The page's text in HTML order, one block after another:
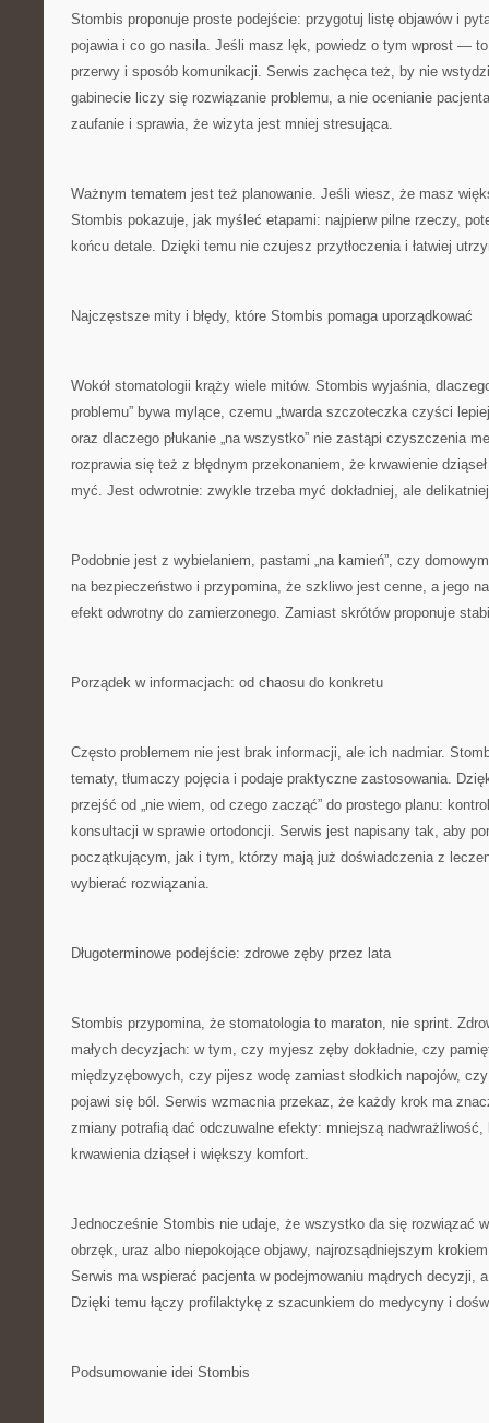
Stombis proponuje proste podejście: przygotuj listę objawów i
pojawia i co go nasila. Jeśli masz lęk, powiedz o tym wprost —
przerwy i sposób komunikacji. Serwis zachęca też, by nie
gabinecie liczy się rozwiązanie problemu, a nie ocenianie
zaufanie i sprawia, że wizyta jest mniej stresująca.
Ważnym tematem jest też planowanie. Jeśli wiesz, że masz
Stombis pokazuje, jak myśleć etapami: najpierw pilne rzeczy,
końcu detale. Dzięki temu nie czujesz przytłoczenia i łatwiej
Najczęstsze mity i błędy, które Stombis pomaga uporządkować
Wokół stomatologii krąży wiele mitów. Stombis wyjaśnia,
problemu” bywa mylące, czemu „twarda szczoteczka czyści
oraz dlaczego płukanie „na wszystko” nie zastąpi czyszczenia
rozprawia się też z błędnym przekonaniem, że krwawienie
myć. Jest odwrotnie: zwykle trzeba myć dokładniej, ale
Podobnie jest z wybielaniem, pastami „na kamień”, czy
na bezpieczeństwo i przypomina, że szkliwo jest cenne, a jego
efekt odwrotny do zamierzonego. Zamiast skrótów proponuje
Porządek w informacjach: od chaosu do konkretu
Często problemem nie jest brak informacji, ale ich nadmiar.
tematy, tłumaczy pojęcia i podaje praktyczne zastosowania.
przejść od „nie wiem, od czego zacząć” do prostego planu:
konsultacji w sprawie ortodoncji. Serwis jest napisany tak, aby
początkującym, jak i tym, którzy mają już doświadczenia z
wybierać rozwiązania.
Długoterminowe podejście: zdrowe zęby przez lata
Stombis przypomina, że stomatologia to maraton, nie sprint.
małych decyzjach: w tym, czy myjesz zęby dokładnie, czy
międzyzębowych, czy pijesz wodę zamiast słodkich napojów,
pojawi się ból. Serwis wzmacnia przekaz, że każdy krok ma
zmiany potrafią dać odczuwalne efekty: mniejszą
krwawienia dziąseł i większy komfort.
Jednocześnie Stombis nie udaje, że wszystko da się rozwiązać
obrzęk, uraz albo niepokojące objawy, najrozsądniejszym
Serwis ma wspierać pacjenta w podejmowaniu mądrych decyzji,
Dzięki temu łączy profilaktykę z szacunkiem do medycyny i
Podsumowanie idei Stombis